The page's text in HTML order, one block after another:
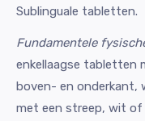
Sublinguale tabletten.
Fundamentele
enkellaagse tabletten
boven- en onderkant,
met een streep, wit